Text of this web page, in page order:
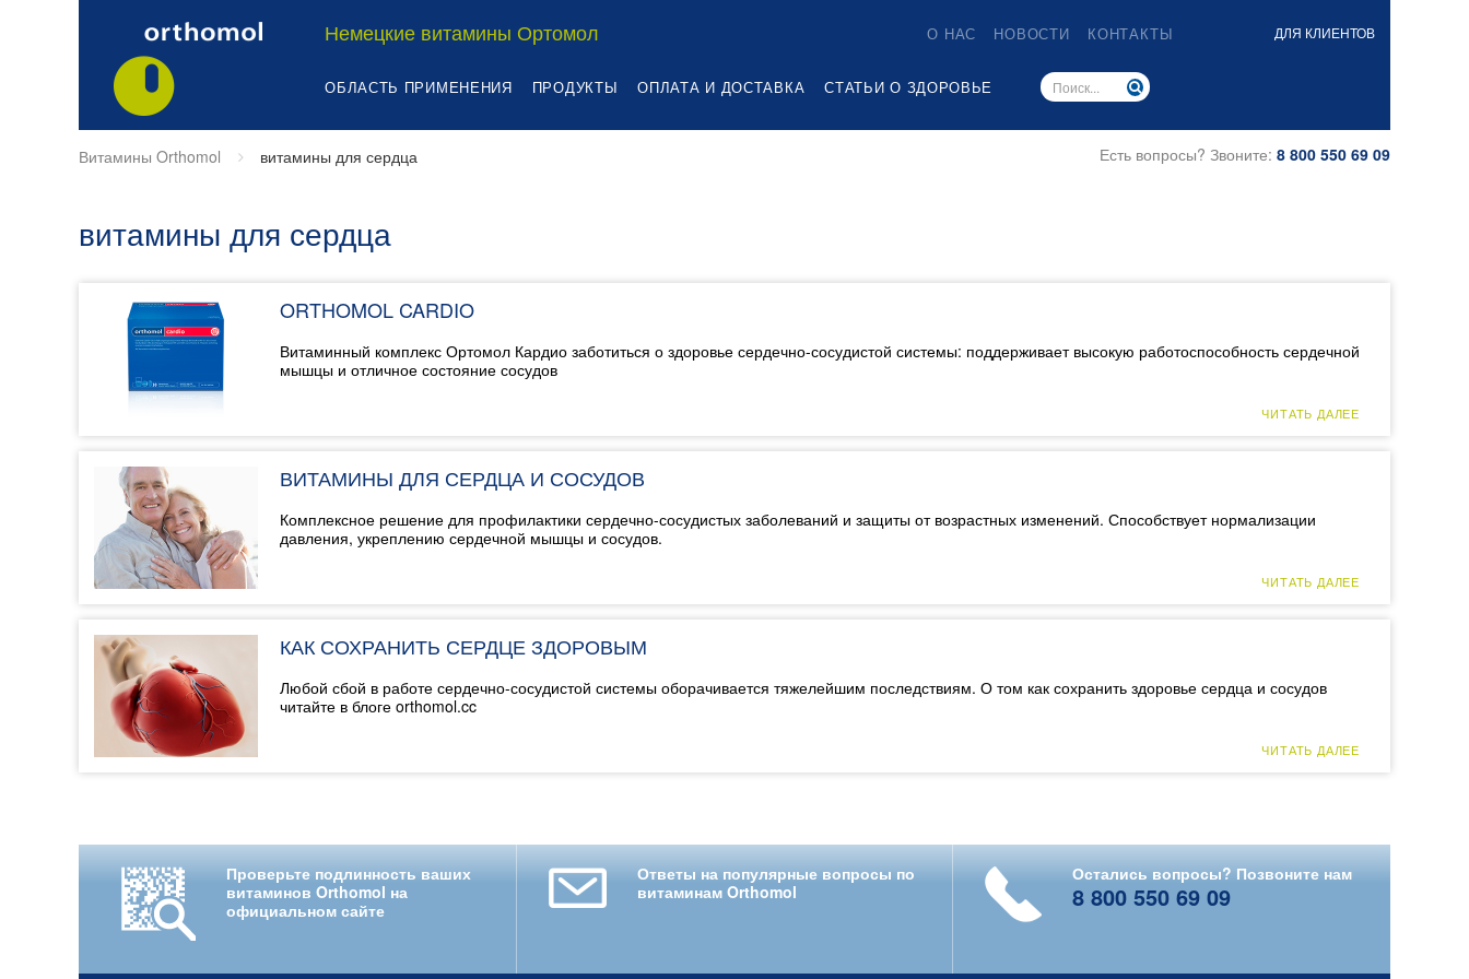
Немецкие витамины Ортомол О НАС НОВОСТИ КОНТАКТЫ ДЛЯ КЛИЕНТОВ
ОБЛАСТЬ ПРИМЕНЕНИЯ ПРОДУКТЫ ОПЛАТА И ДОСТАВКА СТАТЬИ О ЗДОРОВЬЕ
Витамины Orthomol витамины для сердца Есть вопросы? Звоните: 8 800 550 69 09
витамины для сердца
ORTHOMOL CARDIO
Витаминный комплекс Ортомол Кардио заботиться о здоровье сердечно-сосудистой системы: поддерживает высокую работоспособность сердечной
мышцы и отличное состояние сосудов
ЧИТАТЬ ДАЛЕЕ
ВИТАМИНЫ ДЛЯ СЕРДЦА И СОСУДОВ
Комплексное решение для профилактики сердечно-сосудистых заболеваний и защиты от возрастных изменений. Способствует нормализации
давления, укреплению сердечной мышцы и сосудов.
ЧИТАТЬ ДАЛЕЕ
КАК СОХРАНИТЬ СЕРДЦЕ ЗДОРОВЫМ
Любой сбой в работе сердечно-сосудистой системы оборачивается тяжелейшим последствиям. О том как сохранить здоровье сердца и сосудов
читайте в блоге orthomol.cc
ЧИТАТЬ ДАЛЕЕ
Проверьте подлинность ваших
витаминов Orthomol на
официальном сайте
Ответы на популярные вопросы по
витаминам Orthomol
Остались вопросы? Позвоните нам
8 800 550 69 09